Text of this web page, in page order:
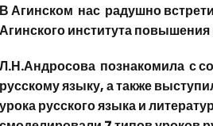
В Агинском нас радушно
Агинского института
Л.Н.Андросова познакомила с
русскому языку, а также
урока русского языка и